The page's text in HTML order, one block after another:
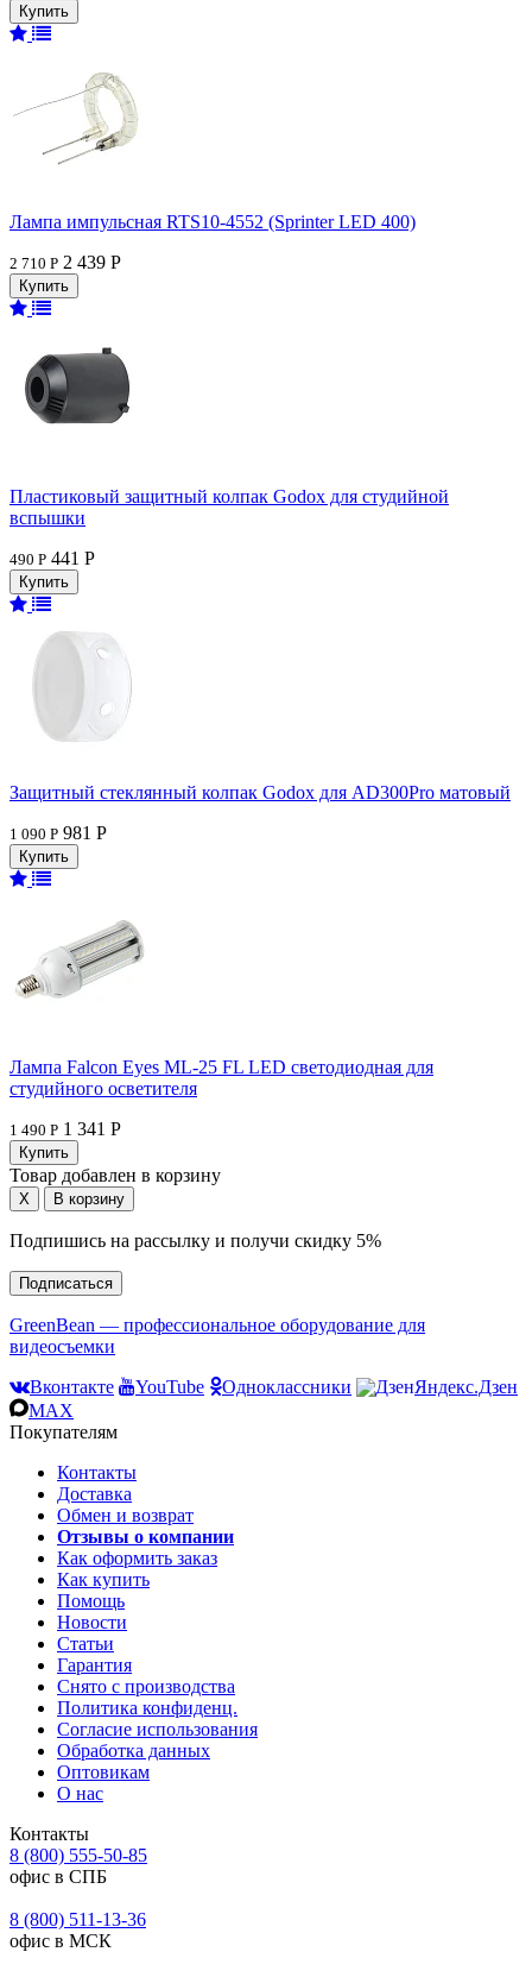
Лампа импульсная RTS10-4552 (Sprinter LED 400)
2 710 Р 2 439 Р
Пластиковый защитный колпак Godox для студийной
вспышки
490 Р 441 Р
Защитный стеклянный колпак Godox для AD300Pro матовый
1 090 Р 981 Р
Лампа Falcon Eyes ML-25 FL LED светодиодная для
студийного осветителя
1 490 Р 1 341 Р
Товар добавлен в корзину
Подпишись на рассылку и получи скидку 5%
Подписаться
GreenBean — профессиональное оборудование для
видеосъемки
Вконтакте
YouTube Одноклассники
Яндекс.Дзен
MAX
Покупателям
Контакты
Доставка
Обмен и возврат
Отзывы о компании
Как оформить заказ
Как купить
Помощь
Новости
Статьи
Гарантия
Снято с производства
Политика конфиденц.
Согласие использования
Обработка данных
Оптовикам
О нас
Контакты
8 (800) 555-50-85
офис в СПБ
8 (800) 511-13-36
офис в МСК